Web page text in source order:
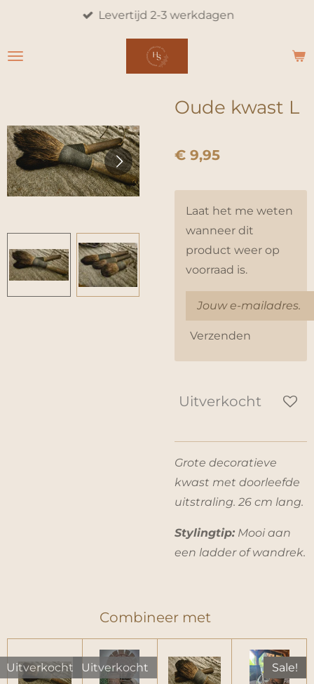
naar
Levertijd 2-3 werkdagen
Oude kwast L
€ 9,95
Laat het me weten
wanneer dit
product weer op
voorraad is.
Verzenden
Uitverkocht
Grote decoratieve
kwast met doorleefde
uitstraling. 26 cm lang.
Stylingtip:Mooi aan
een ladder of wandrek.
Combineer met
Uitverkocht Uitverkocht Sale!